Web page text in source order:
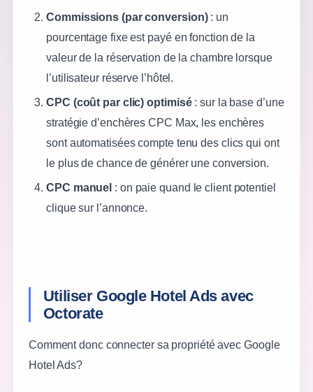
Commissions (par conversion): un
pourcentage fixe est payé en fonction de la
valeur de la réservation de la chambre lorsque
l’utilisateur réserve l’hôtel.
CPC (coût par clic) optimisé: sur la base d’une
stratégie d’enchères CPC Max, les enchères
sont automatisées compte tenu des clics qui ont
le plus de chance de générer une conversion.
CPC manuel : on paie quand le client potentiel
clique sur l’annonce.
Utiliser Google Hotel Ads avec
Octorate
Comment donc connecter sa propriété avec Google
Hotel Ads?